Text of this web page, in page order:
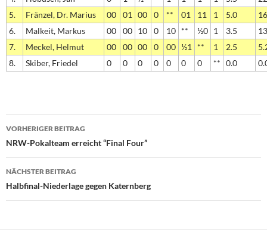
5.
Fränzel, Dr. Marius 00 01 00 0 ** 01 11 1 5.0
6.
Malkeit, Markus 00 00 10 0 10 ** ½0 1 3.5
7.
Meckel, Helmut 00 00 00 0 00 ½1 ** 1 2.5
8.
Skiber, Friedel 0 0 0 0 0 0 0 ** 0.0
Beitragsnavigation
VORHERIGER BEITRAG
NRW-Pokalteam erreicht “Final Four”
NÄCHSTER BEITRAG
Halbfinal-Niederlage gegen Katernberg